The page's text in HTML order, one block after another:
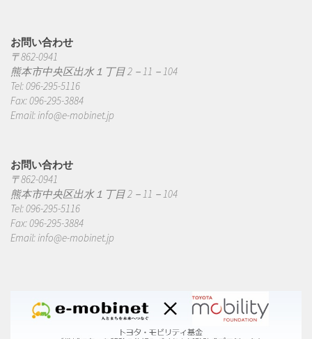
お問い合わせ
〒862-0941
熊本市中央区出水１丁目 2－11－104
Tel: 096-295-5116
Fax: 096-295-3884
Email: info@e-mobinet.jp
お問い合わせ
〒862-0941
熊本市中央区出水１丁目 2－11－104
Tel: 096-295-5116
Fax: 096-295-3884
Email: info@e-mobinet.jp